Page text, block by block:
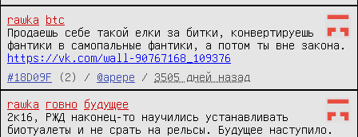
rawka
btc
Продаешь себе такой елки за битки, конвертируешь
https://vk.com/wall-90767168_109376
#18D09F
(2) / @apepe / 3505 дней назад
rawka говно
будущее
2к16, РЖД наконец-то научились устанавливать
биотуалеты и не срать на рельсы. Будущее наступило.